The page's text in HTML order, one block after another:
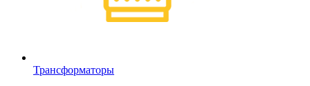
Трансформаторы